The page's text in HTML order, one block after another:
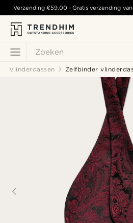
Zoeken
Verzending€59,00 - Gratis verzending
Vlinderdassen Zelfbinder